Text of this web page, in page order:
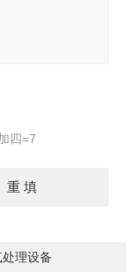
四=7
理设备